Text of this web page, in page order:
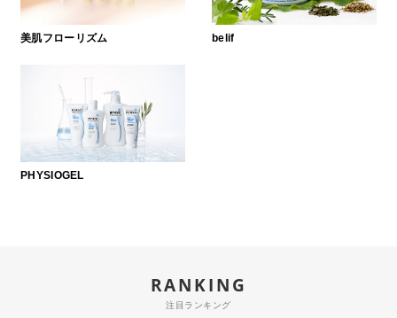
コンテンツ
ビューティコラム
バーチャル工場見学
ヘルプ
美肌フローリズム belif
PHYSIOGEL
RANKING
注目ランキング